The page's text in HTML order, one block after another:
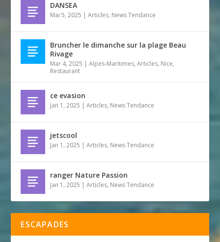
DANSEA
Mai 5, 2025 |Articles, News Tendance
Bruncher le dimanche sur la plage Beau
Rivage
Mar 4, 2025 |Alpes-Maritimes,Articles, Nice,
Restaurant
ce evasion
Jan 1, 2025 |Articles, News Tendance
jetscool
Jan 1, 2025 |Articles, News Tendance
ranger Nature Passion
Jan 1, 2025 |Articles, News Tendance
ESCAPADES